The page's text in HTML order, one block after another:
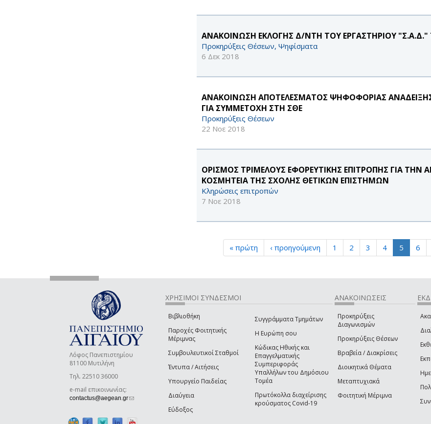
ΑΝΑΚΟΙΝΩΣΗ ΕΚΛΟΓΗΣ Δ/ΝΤΗ ΤΟΥ ΕΡΓΑΣΤΗΡΙΟΥ
Προκηρύξεις Θέσεων, Ψηφίσματα
6 Δεκ 2018
ΑΝΑΚΟΙΝΩΣΗ ΑΠΟΤΕΛΕΣΜΑΤΟΣ ΨΗΦΟΦΟΡΙΑΣ
ΓΙΑ ΣΥΜΜΕΤΟΧΗ ΣΤΗ ΣΘΕ
Προκηρύξεις Θέσεων
22 Νοε 2018
OΡΙΣΜΟΣ ΤΡΙΜΕΛΟΥΣ ΕΦΟΡΕΥΤΙΚΗΣ ΕΠΙΤΡΟΠΗΣ ΓΙΑ
ΚΟΣΜΗΤΕΙΑ ΤΗΣ ΣΧΟΛΗΣ ΘΕΤΙΚΩΝ ΕΠΙΣΤΗΜΩΝ
Κληρώσεις επιτροπών
7 Νοε 2018
« πρώτη ‹ προηγούμενη 1 2 3 4 5 6
Λόφος Πανεπιστημίου
81100 Μυτιλήνη
Τηλ. 22510 36000
e-mail επικοινωνίας:
contactus@aegean.gr(link sends e-mail)
ΧΡΗΣΙΜΟΙ ΣΥΝΔΕΣΜΟΙ
Βιβλιοθήκη
Παροχές Φοιτητικής
Μέριμνας
Συμβουλευτικοί Σταθμοί
Έντυπα / Αιτήσεις
Υπουργείο Παιδείας
Διαύγεια
Εύδοξος
Συγγράμματα Τμημάτων
Η Ευρώπη σου
Κώδικας Ηθικής και
Επαγγελματικής
Συμπεριφοράς
Υπαλλήλων του Δημόσιου
Τομέα
Πρωτόκολλα διαχείρισης
κρούσματος Covid-19
ΑΝΑΚΟΙΝΩΣΕΙΣ
Προκηρύξεις
Διαγωνισμών
Προκηρύξεις Θέσεων
Βραβεία / Διακρίσεις
Διοικητικά Θέματα
Μεταπτυχιακά
Φοιτητική Μέριμνα